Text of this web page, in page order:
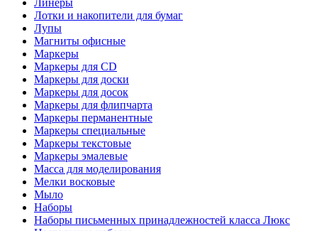
Линеры
Лотки и накопители для бумаг
Лупы
Магниты офисные
Маркеры
Маркеры для CD
Маркеры для доски
Маркеры для досок
Маркеры для флипчарта
Маркеры перманентные
Маркеры специальные
Маркеры текстовые
Маркеры эмалевые
Масса для моделирования
Мелки восковые
Мыло
Наборы
Наборы письменных принадлежностей класса Люкс